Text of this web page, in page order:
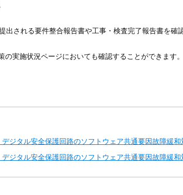
される要件整合報告書や工事・検査完了報告書を確
実施状況ページにおいても確認することができます。
ジタル安全保護回路のソフトウェア共通要因故障緩
ジタル安全保護回路のソフトウェア共通要因故障緩